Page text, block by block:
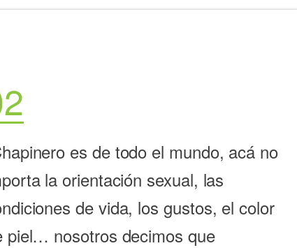
es de todo el mundo, acá no
la orientación sexual, las
de vida, los gustos, el color
piel… nosotros decimos que